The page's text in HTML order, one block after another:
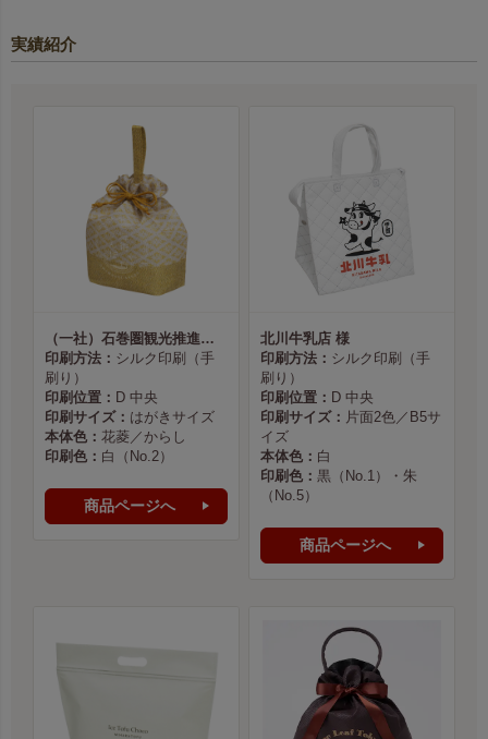
実績紹介
（一社）石巻圏観光推進機構様
印刷方法： シルク印刷（手
刷り）
印刷位置： D 中央
印刷サイズ： はがきサイズ
本体色： 花菱／からし
印刷色： 白（No.2）
商品ページへ
北川牛乳店 様
印刷方法： シルク印刷（手
刷り）
印刷位置： D 中央
印刷サイズ： 片面2色／B5サ
イズ
本体色： 白
印刷色： 黒（No.1）・朱
（No.5）
商品ページへ